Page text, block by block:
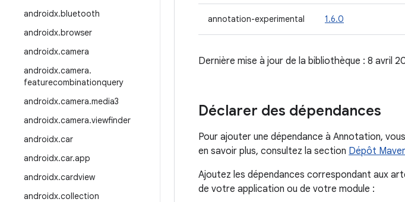
androidx.bluetooth
androidx.browser
androidx.camera
androidx.camera.
featurecombinationquery
androidx.camera.media3
androidx.camera.viewfinder
androidx.car
androidx.car.app
androidx.cardview
androidx.collection
annotation-experimental 1.6.0
Dernière mise à jour de la bibliothèque : 8 avril
Déclarer des dépendances
Pour ajouter une dépendance à Annotation,
en savoir plus, consultez la section Dépôt
Ajoutez les dépendances correspondant aux
de votre application ou de votre module :